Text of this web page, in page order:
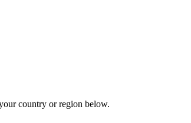
country or region below.